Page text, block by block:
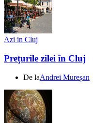
Azi in Cluj
Prețurile zilei în Cluj
De laAndrei Mureșan